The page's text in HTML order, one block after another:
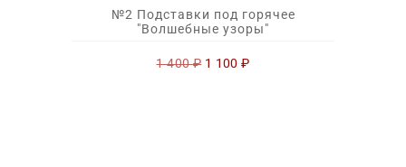
№2 Подставки под горячее
"Волшебные узоры"
1 400₽ Первоначальная
1 100₽Текущая